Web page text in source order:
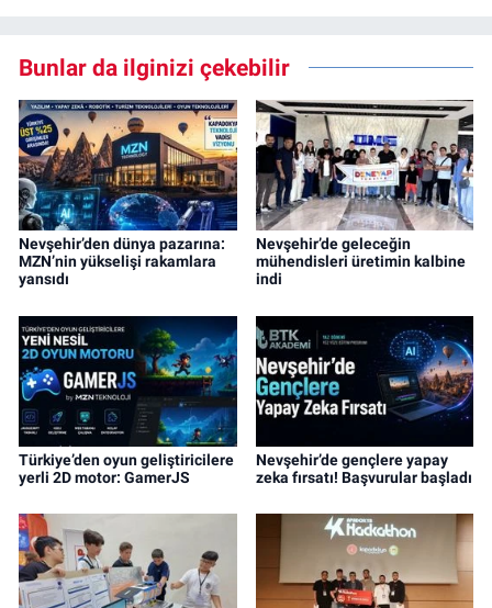
Bunlar da ilginizi çekebilir
Nevşehir’den dünya pazarına:
MZN’nin yükselişi rakamlara
yansıdı
Nevşehir’de geleceğin
mühendisleri üretimin kalbine
indi
Türkiye’den oyun geliştiricilere
yerli 2D motor: GamerJS
Nevşehir’de gençlere yapay
zeka fırsatı! Başvurular başladı